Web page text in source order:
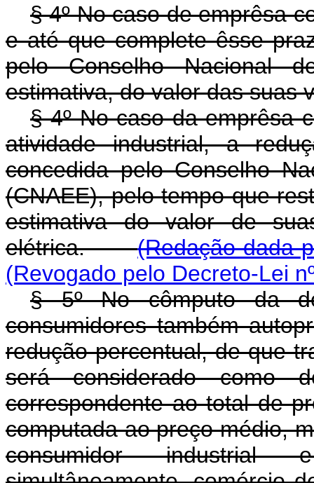
§ 4º No caso de emprêsa
e até que complete êsse
pelo Conselho Nacional
estimativa, do valor das suas
§ 4º No caso da emprêsa
atividade industrial, a
concedida pelo Conselho
(CNAEE), pelo tempo que
estimativa do valor de
elétrica.(Redação dada
(Revogado pelo Decreto-Lei
§ 5º No cômputo da
consumidores também
redução percentual, de que
será considerado como
correspondente ao total de
computada ao preço médio,
consumidor industrial